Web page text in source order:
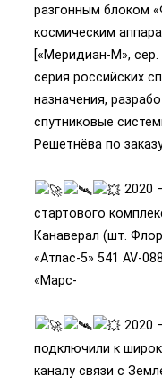
разгонным блоком
космическим
[«Меридиан-М»,
серия российских
назначения,
спутниковые
Решетнёва по
2020
стартового
Канаверал (шт.
«Атлас-5» 541 AV-
«Марс-
2020
подключили к
каналу связи с